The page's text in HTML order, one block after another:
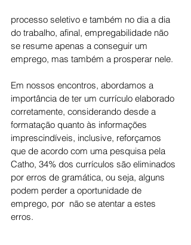
processo seletivo e também no dia a dia
do trabalho, afinal, empregabilidade não
se resume apenas a conseguir um
emprego, mas também a prosperar nele.
Em nossos encontros, abordamos a
importância de ter um currículo elaborado
corretamente, considerando desde a
formatação quanto às informações
imprescindíveis, inclusive, reforçamos
que de acordo com uma pesquisa pela
Catho, 34% dos currículos são eliminados
por erros de gramática, ou seja, alguns
podem perder a oportunidade de
emprego, por  não se atentar a estes
erros.